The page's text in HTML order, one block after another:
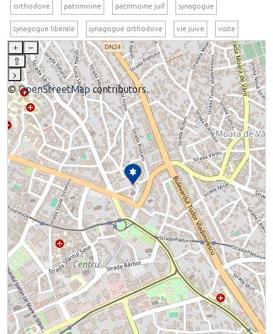
orthodoxe patrimoine patrimoine juif synagogue
synagogue liberale synagogue orthodoxe vie juive visite
+
–
⇧
›
©OpenStreetMapcontributors.